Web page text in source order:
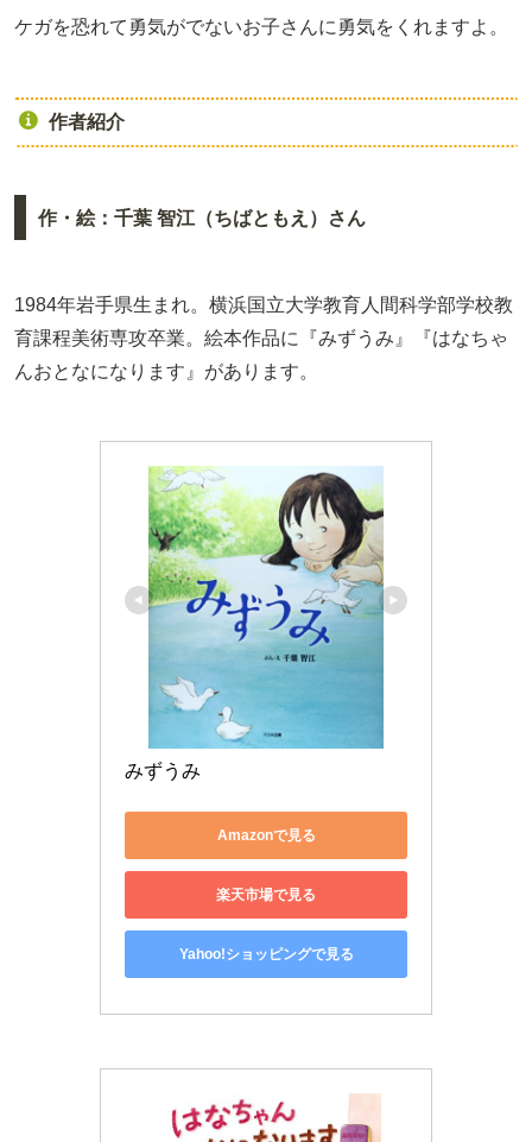
ケガを恐れて勇気がでないお子さんに勇気をくれますよ。
作者紹介
作・絵：千葉 智江（ちばともえ）さん
1984年岩手県生まれ。横浜国立大学教育人間科学部学校教
育課程美術専攻卒業。絵本作品に『みずうみ』『はなちゃ
んおとなになります』があります。
みずうみ
Amazonで見る
楽天市場で見る
Yahoo!ショッピングで見る